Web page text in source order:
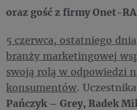
oraz gość z firmy Onet-
5 czerwca, ostatniego
branży marketingowej
swoją rolą w odpowiedzi
konsumentów.
Pańczyk – Grey, Radek